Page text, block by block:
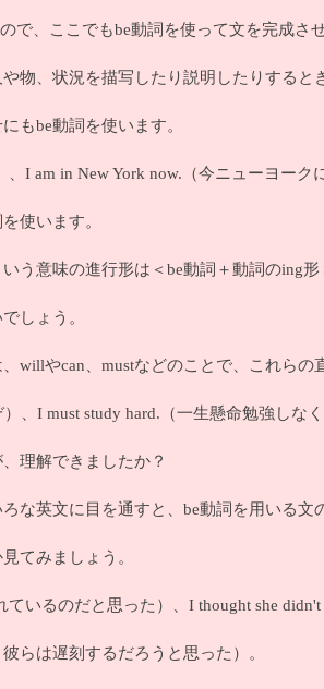
で、ここでもbe動詞を使って文を完成させ
物、状況を描写したり説明したりすると
もbe動詞を使います。
I am in New York now.（今ニューヨーク
使います。
う意味の進行形は＜be動詞＋動詞のing
しょう。
willやcan、mustなどのことで、これら
、I must study hard.（一生懸命勉強しな
、理解できましたか？
な英文に目を通すと、be動詞を用いる文
てみましょう。
いるのだと思った）、I thought she
らは遅刻するだろうと思った）。